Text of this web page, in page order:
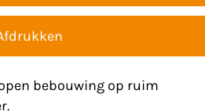
bebouwing op ruim